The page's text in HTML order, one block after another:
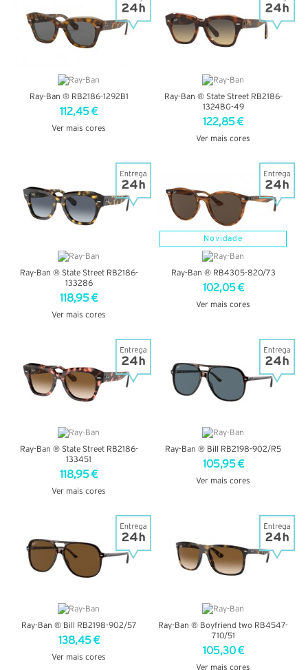
Ray-Ban ® RB2186-1292B1
112,45 €
Ver mais cores
Ray-Ban ® State Street RB2186-
1324BG-49
122,85 €
Ver mais cores
Ray-Ban ® State Street RB2186-
133286
118,95 €
Ver mais cores
Novidade
Ray-Ban ® RB4305-820/73
102,05 €
Ver mais cores
Ray-Ban ® State Street RB2186-
133451
118,95 €
Ver mais cores
Ray-Ban ® Bill RB2198-902/R5
105,95 €
Ver mais cores
Ray-Ban ® Bill RB2198-902/57
138,45 €
Ver mais cores
Ray-Ban ® Boyfriend two RB4547-
710/51
105,30 €
Ver mais cores